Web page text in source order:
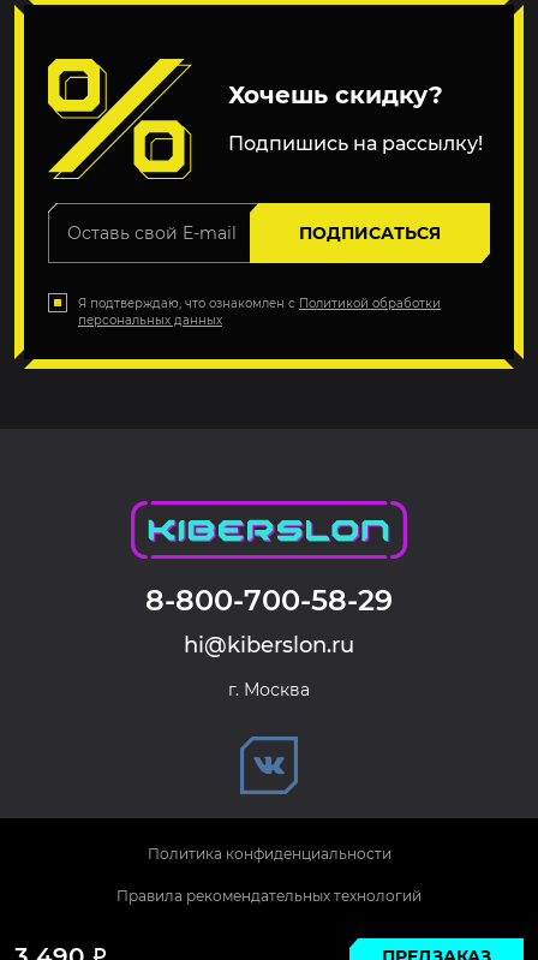
Р
Хочешь скидку?
Подпишись на рассылку!
ПОДПИСАТЬСЯ
Я подтверждаю, что ознакомлен с Политикой обработки
персональных данных
8-800-700-58-29
hi@kiberslon.ru
г. Москва
© 2026 KIBERSLON. Все права защищены.
Политика конфиденциальности
Правила рекомендательных технологий